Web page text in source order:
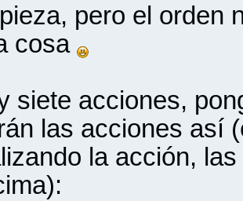
pero el orden
cosa
siete acciones,
las acciones así
la acción,